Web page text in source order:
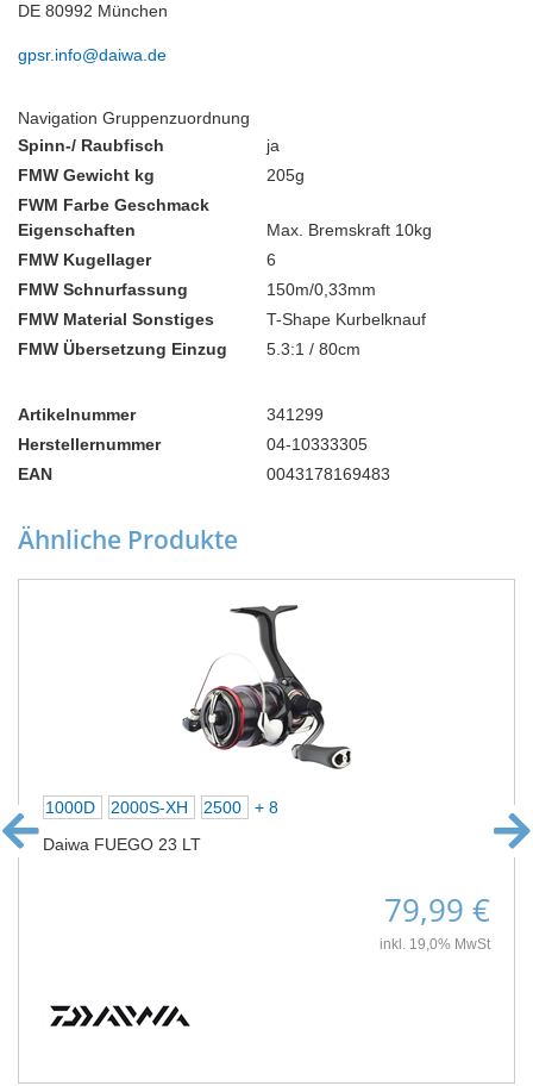
DE 80992 München
gpsr.info@daiwa.de
Navigation Gruppenzuordnung
Spinn-/ Raubfisch
ja
FMW Gewicht kg
205g
FWM Farbe Geschmack
Eigenschaften
Max. Bremskraft 10kg
FMW Kugellager
6
FMW Schnurfassung
150m/0,33mm
FMW Material Sonstiges
T-Shape Kurbelknauf
FMW Übersetzung Einzug
5.3:1 / 80cm
Artikelnummer
341299
Herstellernummer
04-10333305
EAN
0043178169483
Ähnliche Produkte
1000D 2000S-XH 2500
+ 8
Daiwa FUEGO 23 LT
79,99 €
inkl. 19,0% MwSt